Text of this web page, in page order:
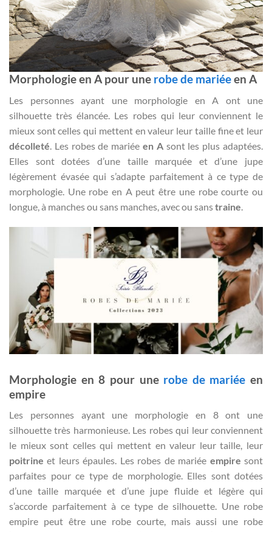
Morphologie en A pour une robe de mariéeen A
Les personnes ayant une morphologie en A ont une
silhouette très élancée. Les robes qui leur conviennent le
mieux sont celles qui mettent en valeur leur taille fine et leur
décolleté. Les robes de mariée en Asont les plus adaptées.
Elles sont dotées d’une taille marquée et d’une jupe
légèrement évasée qui s’adapte parfaitement à ce type de
morphologie. Une robe en A peut être une robe courte ou
longue, à manches ou sans manches, avec ou sanstraine.
Morphologie en 8 pour une robe de mariée en
empire
Les personnes ayant une morphologie en 8 ont une
silhouette très harmonieuse. Les robes qui leur conviennent
le mieux sont celles qui mettent en valeur leur taille, leur
poitrine et leurs épaules. Les robes de mariée empire sont
parfaites pour ce type de morphologie. Elles sont dotées
d’une taille marquée et d’une jupe fluide et légère qui
s’accorde parfaitement à ce type de silhouette. Une robe
empire peut être une robe courte, mais aussi une robe